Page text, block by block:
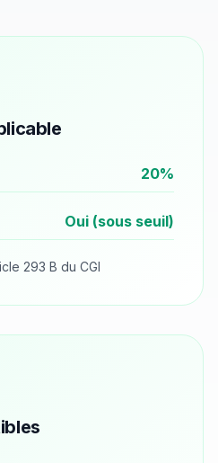
20%
Oui (sous seuil)
293 B du CGI